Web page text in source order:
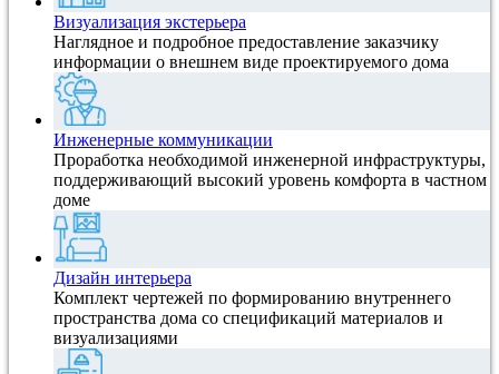
Визуализация экстерьера
Наглядное и подробное предоставление заказчику
информации о внешнем виде проектируемого дома
Инженерные коммуникации
Проработка необходимой инженерной инфраструктуры,
поддерживающий высокий уровень комфорта в частном
доме
Дизайн интерьера
Комплект чертежей по формированию внутреннего
пространства дома со спецификаций материалов и
визуализациями